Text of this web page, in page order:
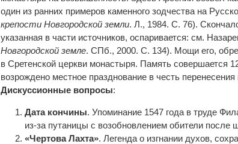
один из ранних примеров каменного зодчества на
крепости Новгородской земли. Л., 1984. С. 76).
указанная в части источников, оспаривается: см.
Новгородской земле. СПб., 2000. С. 134). Мощи его,
в Сретенской церкви монастыря. Память совершается
возрождено местное празднование в честь
Дискуссионные вопросы:
Дата кончины. Упоминание 1547 года в труде
из-за путаницы с возобновлением обители после
«Чертова Лахта». Легенда о изгнании духов,